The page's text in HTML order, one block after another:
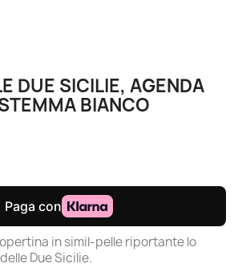
DUE SICILIE, AGENDA
BIANCO
in simil-pelle riportante lo
Due Sicilie.